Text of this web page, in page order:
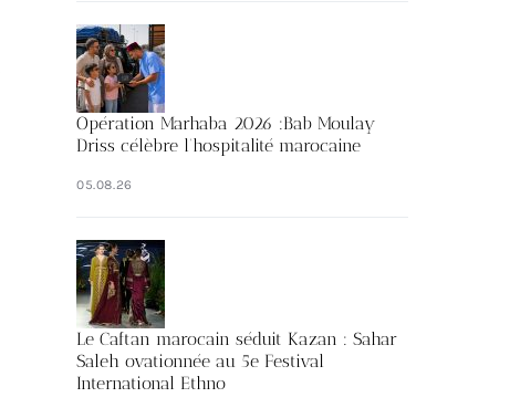
Opération Marhaba 2026 :Bab Moulay
Driss célèbre l’hospitalité marocaine
05.08.26
Le Caftan marocain séduit Kazan : Sahar
Saleh ovationnée au 5e Festival
International Ethno